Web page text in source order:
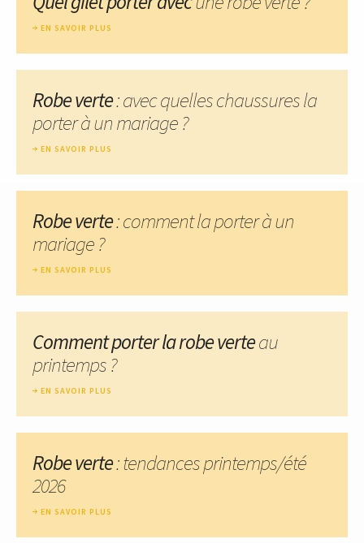
EN SAVOIR PLUS
Robe verte: avec quelles chaussures la
porter à un mariage ?
EN SAVOIR PLUS
Robe verte: comment la porter à un
mariage ?
EN SAVOIR PLUS
Comment porter la robe verteau
printemps ?
EN SAVOIR PLUS
Robe verte: tendances printemps/été
2026
EN SAVOIR PLUS